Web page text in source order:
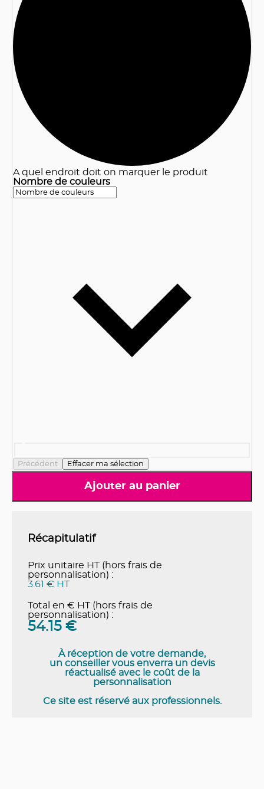
A quel endroit doit on marquer le produit
Nombre de couleurs
Précédent Effacer ma sélection
Ajouter au panier
Récapitulatif
Prix unitaire HT (hors frais de
personnalisation) :
3.61 € HT
Total en € HT (hors frais de
personnalisation) :
54.15 €
À réception de votre demande,
un conseiller vous enverra un devis
réactualisé avec le coût de la
personnalisation
Ce site est réservé aux professionnels.